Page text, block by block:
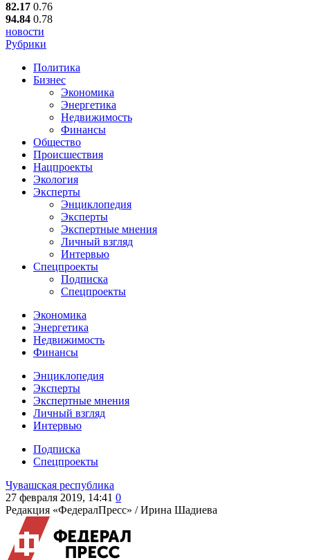
82.17 0.76
94.84 0.78
новости
Рубрики
Политика
Бизнес
Экономика
Энергетика
Недвижимость
Финансы
Общество
Происшествия
Нацпроекты
Экология
Эксперты
Энциклопедия
Эксперты
Экспертные мнения
Личный взгляд
Интервью
Спецпроекты
Подписка
Спецпроекты
Экономика
Энергетика
Недвижимость
Финансы
Энциклопедия
Эксперты
Экспертные мнения
Личный взгляд
Интервью
Подписка
Спецпроекты
Чувашская республика
27 февраля 2019, 14:41 0
Редакция «ФедералПресс» /Ирина Шадиева